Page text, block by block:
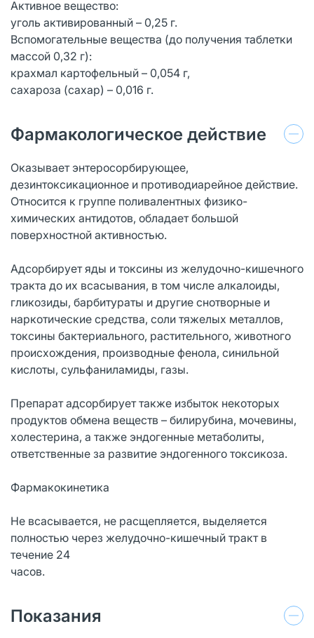
Активное вещество:
уголь активированный – 0,25 г.
Вспомогательные вещества (до получения таблетки
массой 0,32 г):
крахмал картофельный – 0,054 г,
сахароза (сахар) – 0,016 г.
Фармакологическое действие
Оказывает энтеросорбирующее,
дезинтоксикационное и противодиарейное действие.
Относится к группе поливалентных физико-
химических антидотов, обладает большой
поверхностной активностью.
Адсорбирует яды и токсины из желудочно-кишечного
тракта до их всасывания, в том числе алкалоиды,
гликозиды, барбитураты и другие снотворные и
наркотические средства, соли тяжелых металлов,
токсины бактериального, растительного, животного
происхождения, производные фенола, синильной
кислоты, сульфаниламиды, газы.
Препарат адсорбирует также избыток некоторых
продуктов обмена веществ – билирубина, мочевины,
холестерина, а также эндогенные метаболиты,
ответственные за развитие эндогенного токсикоза.
Фармакокинетика
Не всасывается, не расщепляется, выделяется
полностью через желудочно-кишечный тракт в
течение 24
часов.
Показания